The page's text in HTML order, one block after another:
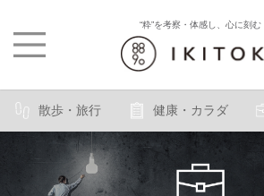
“粋”を考察・体感し、心に刻む
散歩・旅行 健康・カラダ